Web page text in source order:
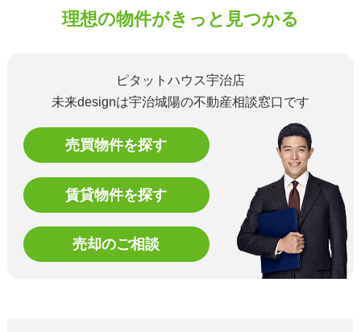
理想の物件がきっと見つかる
ピタットハウス宇治店
未来designは宇治城陽の不動産相談窓口です
売買物件を探す
賃貸物件を探す
売却のご相談